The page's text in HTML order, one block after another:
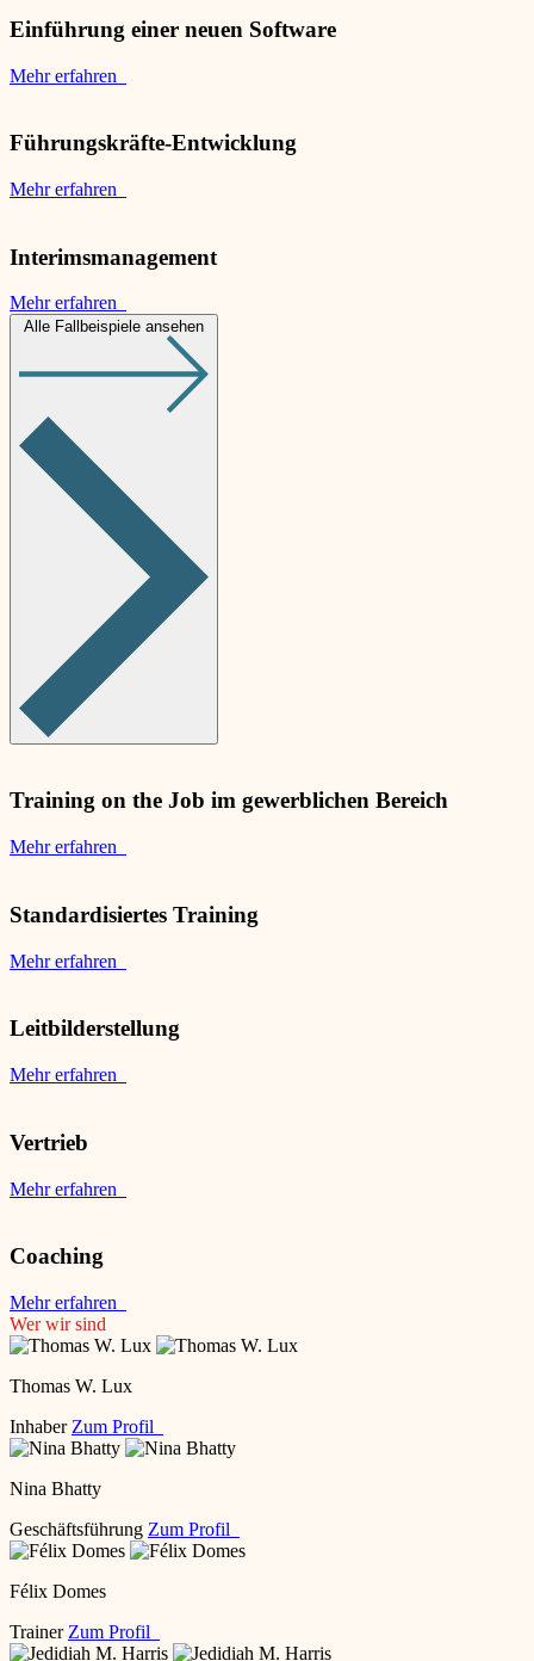
Einführung einer neuen Software
Mehr erfahren
Führungskräfte-Entwicklung
Mehr erfahren
Interimsmanagement
Mehr erfahren
Alle Fallbeispiele ansehen
Training on the Job im gewerblichen Bereich
Mehr erfahren
Standardisiertes Training
Mehr erfahren
Leitbilderstellung
Mehr erfahren
Vertrieb
Mehr erfahren
Coaching
Mehr erfahren
Wer wir sind
Thomas W. Lux
Inhaber Zum Profil
Nina Bhatty
Geschäftsführung Zum Profil
Félix Domes
Trainer Zum Profil